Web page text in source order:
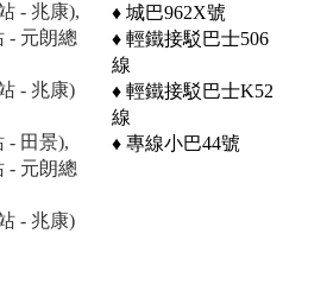
- 兆康),
- 元朗總
- 兆康)
- 田景),
- 元朗總
- 兆康)
♦ 城巴962X號
♦ 輕鐵接駁巴士506
線
♦ 輕鐵接駁巴士K52
線
♦ 專線小巴44號